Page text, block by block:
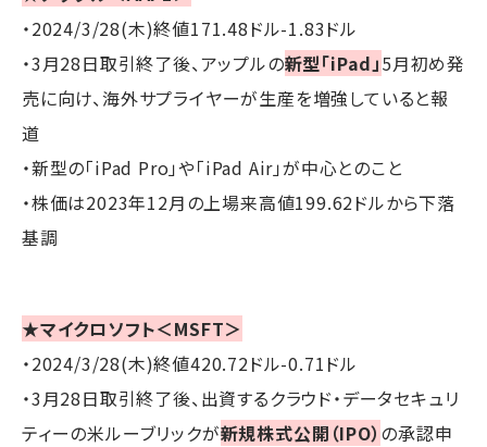
・2024/3/28(木)終値171.48ドル-1.83ドル
・3月28日取引終了後、アップルの新型「iPad」5月初め発
売に向け、海外サプライヤーが生産を増強していると報
道
・新型の「iPad Pro」や「iPad Air」が中心とのこと
・株価は2023年12月の上場来高値199.62ドルから下落
基調
★マイクロソフト＜MSFT＞
・2024/3/28(木)終値420.72ドル-0.71ドル
・3月28日取引終了後、出資するクラウド・データセキュリ
ティーの米ルーブリックが新規株式公開（IPO） の承認申